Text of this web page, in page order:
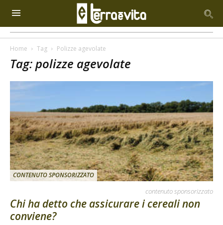
Home Tag Polizze agevolate
Tag: polizze agevolate
CONTENUTO SPONSORIZZATO
contenuto sponsorizzato
Chi ha detto che assicurare i cereali non
conviene?